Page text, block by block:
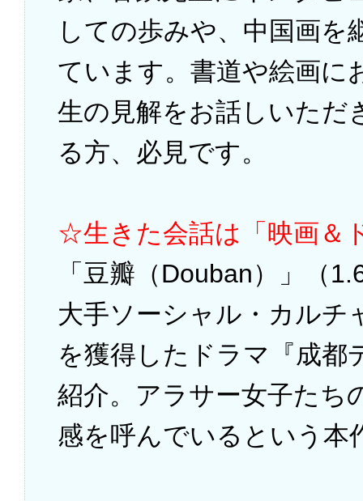
しての歩みや、中国画
ています。書道や絵画に
生の見解をお話しいただ
る方、必見です。
☆生きた会話は「映画＆
「豆瓣（Douban）」（
大手ソーシャル・カルチ
を獲得したドラマ『成都
紹介。アラサー女子たち
感を呼んでいるという本